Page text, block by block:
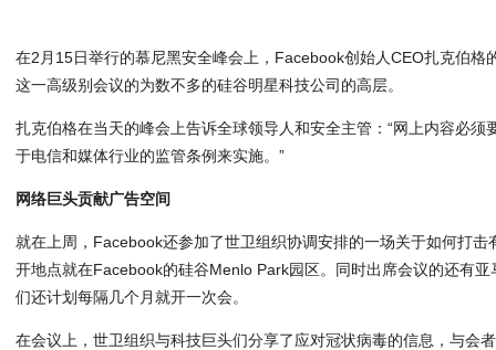
在2月15日举行的慕尼黑安全峰会上，Facebook创始人CEO扎克伯格
这一高级别会议的为数不多的硅谷明星科技公司的高层。
扎克伯格在当天的峰会上告诉全球领导人和安全主管：“网上内容必须
于电信和媒体行业的监管条例来实施。”
网络巨头贡献广告空间
就在上周，Facebook还参加了世卫组织协调安排的一场关于如何打
开地点就在Facebook的硅谷Menlo Park园区。同时出席会议的还有
们还计划每隔几个月就开一次会。
在会议上，世卫组织与科技巨头们分享了应对冠状病毒的信息，与会